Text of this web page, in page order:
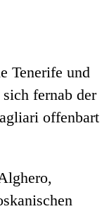
Tenerife und
fernab der
offenbart